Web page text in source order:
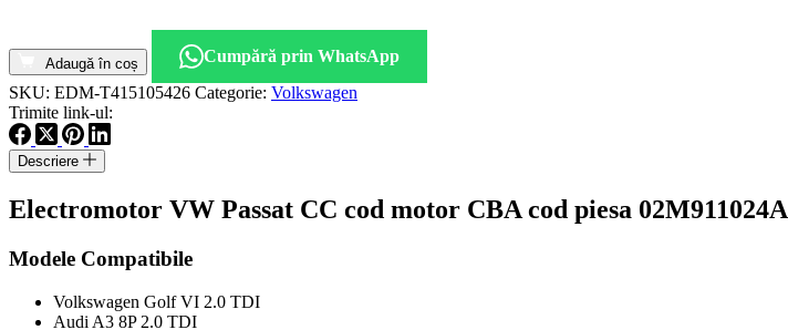
Electromotor
Passat
CC
cod
motor
CBA
piesa
02M911024A
Adaugă în coș
Cumpără prin WhatsApp
SKU: EDM-T415105426 Categorie: Volkswagen
Trimite link-ul:
Descriere
Electromotor VW Passat CC cod motor CBA cod piesa 02M911024A
Modele Compatibile
Volkswagen Golf VI 2.0 TDI
Audi A3 8P 2.0 TDI